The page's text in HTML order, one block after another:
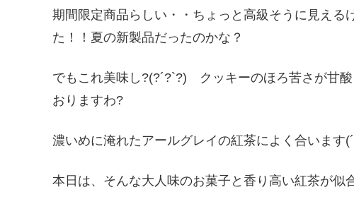
期間限定商品らしい・・ちょっと高級そうに見える
た！！夏の新製品だったのかな？
でもこれ美味し?(?´?`?) クッキーのほろ苦さが甘
おりますわ?
濃いめに淹れたアールグレイの紅茶によく合います
本日は、そんな大人味のお菓子と香り高い紅茶が似